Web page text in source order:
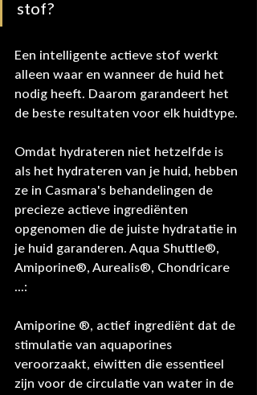
stof?
Een intelligente actieve stof werkt
alleen waar en wanneer de huid het
nodig heeft. Daarom garandeert het
de beste resultaten voor elk huidtype.
Omdat hydrateren niet hetzelfde is
als het hydrateren van je huid, hebben
ze in Casmara's behandelingen de
precieze actieve ingrediënten
opgenomen die de juiste hydratatie in
je huid garanderen. Aqua Shuttle®,
Amiporine®, Aurealis®, Chondricare
...:
Amiporine ®, actief ingrediënt dat de
stimulatie van aquaporines
veroorzaakt, eiwitten die essentieel
zijn voor de circulatie van water in de